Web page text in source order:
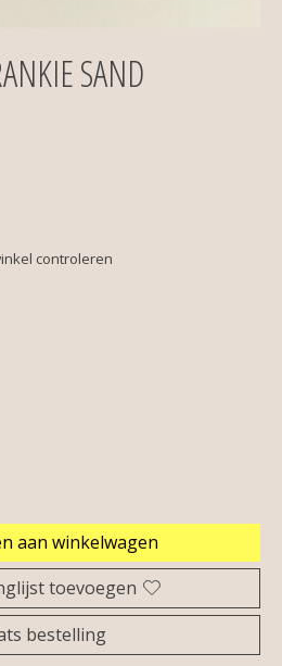
SAND
is
controleren
aan winkelwagen
toevoegen
bestelling